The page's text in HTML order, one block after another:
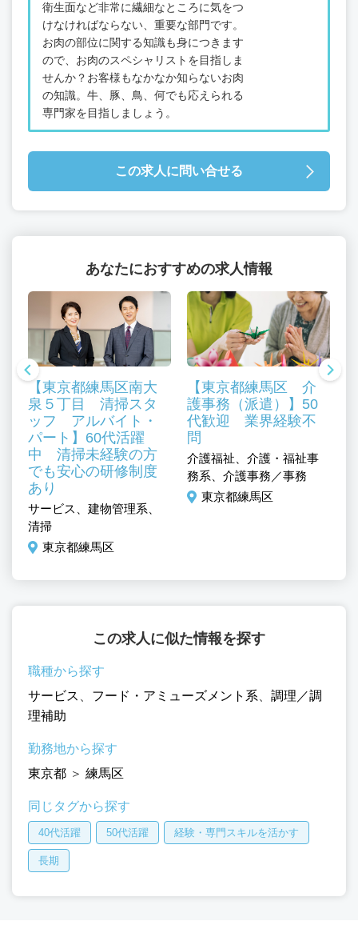
衛生面など非常に繊細なところに気をつ
けなければならない、重要な部門です。
お肉の部位に関する知識も身につきます
ので、お肉のスペシャリストを目指しま
せんか？お客様もなかなか知らないお肉
の知識。牛、豚、鳥、何でも応えられる
専門家を目指しましょう。
この求人に問い合せる
あなたにおすすめの求人情報
【東京都練馬区南大
泉５丁目 清掃スタ
ッフ アルバイト・
パート】60代活躍
中 清掃未経験の方
でも安心の研修制度
あり
サービス、建物管理系、
清掃
東京都練馬区
【東京都練馬区 介
護事務（派遣）】50
代歓迎 業界経験不
問
介護福祉、介護・福祉事
務系、介護事務／事務
東京都練馬区
この求人に似た情報を探す
職種から探す
サービス 、 フード・アミューズメント系、 調理／調
理補助
勤務地から探す
東京都 ＞ 練馬区
同じタグから探す
40代活躍 50代活躍 経験・専門スキルを活かす
長期